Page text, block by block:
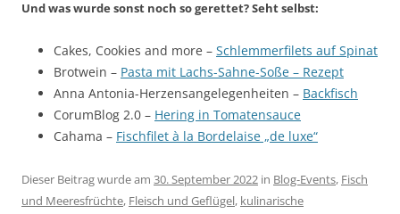
Und was wurde sonst noch so gerettet? Seht selbst:
Cakes, Cookies and more – Schlemmerfilets auf Spinat
Brotwein – Pasta mit Lachs-Sahne-Soße – Rezept
Anna Antonia-Herzensangelegenheiten – Backfisch
CorumBlog 2.0 – Hering in Tomatensauce
Cahama – Fischfilet à la Bordelaise „de luxe“
Dieser Beitrag wurde am 30. September 2022 in Blog-Events, Fisch
und Meeresfrüchte, Fleisch und Geflügel, kulinarische